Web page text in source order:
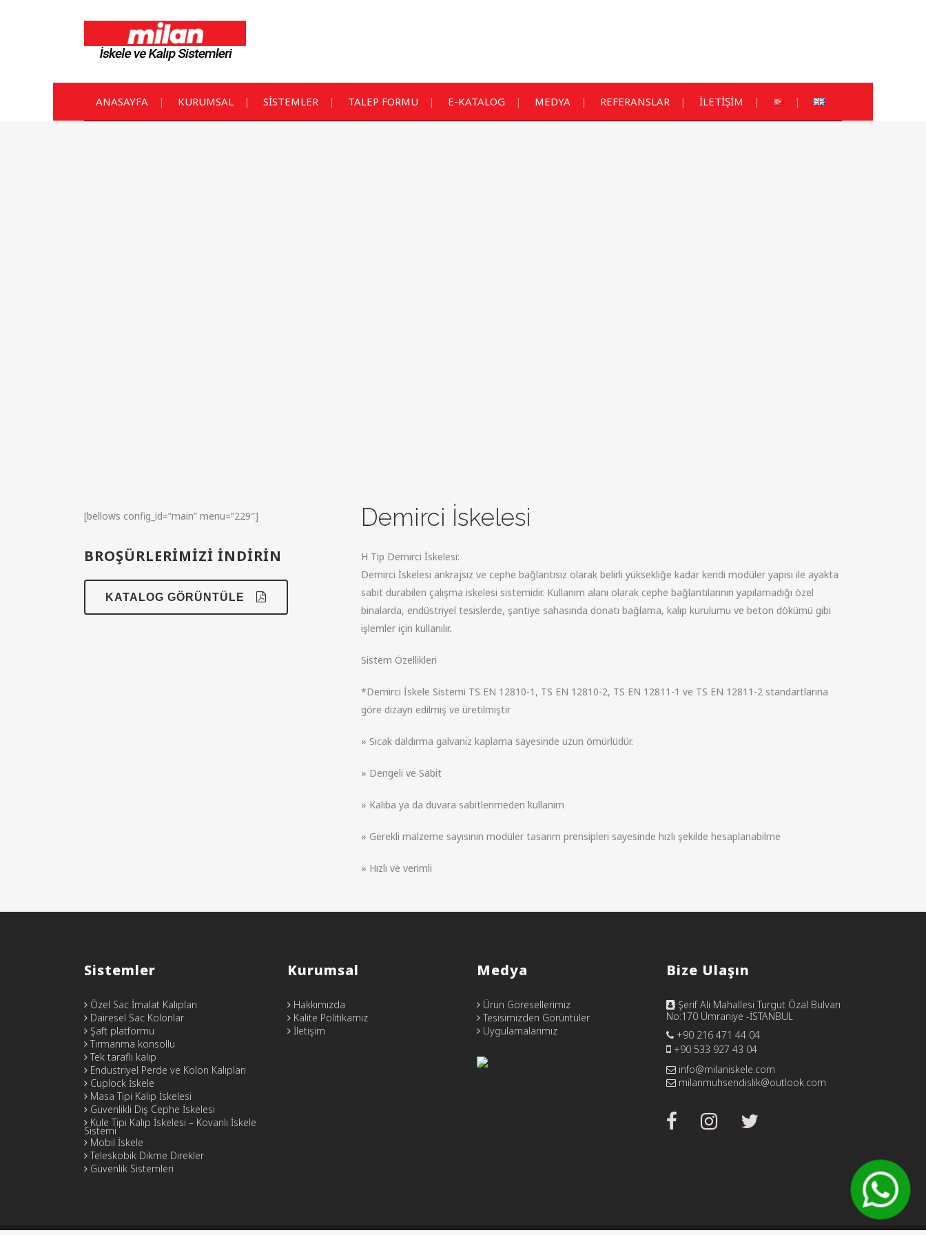
ANASAYFA KURUMSAL SİSTEMLER TALEP FORMU E-KATALOG MEDYA REFERANSLAR İLETİŞİM
[bellows config_id=”main” menu=”229″]
BROŞÜRLERİMİZİ İNDİRİN
KATALOG GÖRÜNTÜLE
Demirci İskelesi
H Tip Demirci İskelesi:
Demirci İskelesi ankrajsız ve cephe bağlantısız olarak belirli yüksekliğe kadar kendi modüler yapısı ile ayakta
sabit durabilen çalışma iskelesi sistemidir. Kullanım alanı olarak cephe bağlantılarının yapılamadığı özel
binalarda, endüstriyel tesislerde, şantiye sahasında donatı bağlama, kalıp kurulumu ve beton dökümü gibi
işlemler için kullanılır.
Sistem Özellikleri
*Demirci İskele Sistemi TS EN 12810-1, TS EN 12810-2, TS EN 12811-1 ve TS EN 12811-2 standartlarına
göre dizayn edilmiş ve üretilmiştir
» Sıcak daldırma galvaniz kaplama sayesinde uzun ömürlüdür.
» Dengeli ve Sabit
» Kalıba ya da duvara sabitlenmeden kullanım
» Gerekli malzeme sayısının modüler tasarım prensipleri sayesinde hızlı şekilde hesaplanabilme
» Hızlı ve verimli
Sistemler
Özel Sac İmalat Kalıpları
Dairesel Sac Kolonlar
Şaft platformu
Tırmanma konsollu
Tek taraflı kalıp
Endustriyel Perde ve Kolon Kalıpları
Cuplock İskele
Masa Tipi Kalıp İskelesi
Güvenlikli Dış Cephe İskelesi
Kule Tipi Kalıp İskelesi – Kovanlı İskele
Sistemi
Mobil İskele
Teleskobik Dikme Direkler
Güvenlik Sistemleri
Kurumsal
Hakkımızda
Kalite Politikamız
İletişim
Medya
Ürün Göresellerimiz
Tesisimizden Görüntüler
Uygulamalarımız
Bize Ulaşın
Şerif Ali Mahallesi Turgut Özal Bulvarı
No:170 Ümraniye -İSTANBUL
+90 216 471 44 04
+90 533 927 43 04
info@milaniskele.com
milanmuhsendislik@outlook.com